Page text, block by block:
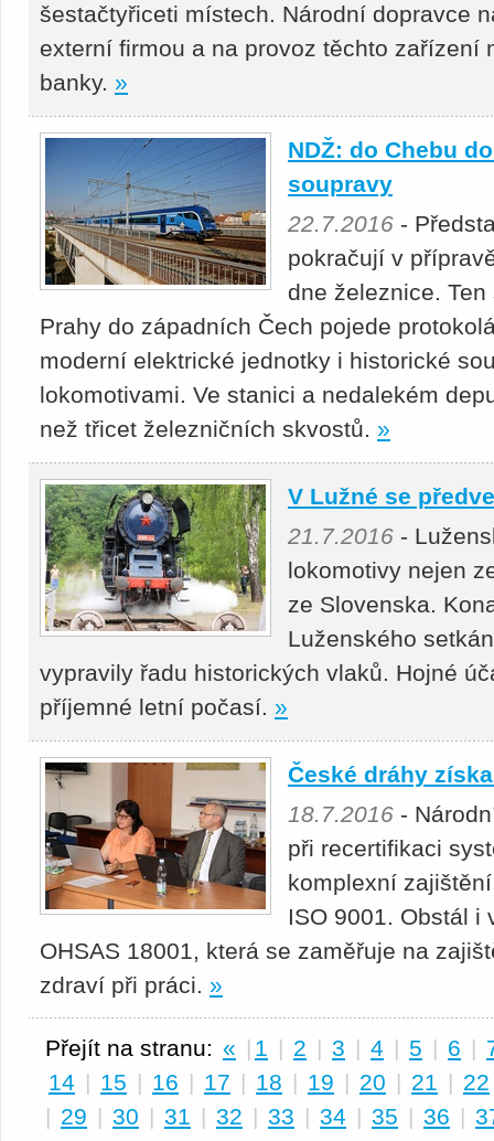
šestačtyřiceti místech. Národní dopravce
externí firmou a na provoz těchto zařízení
banky. »
NDŽ: do Chebu
soupravy
22.7.2016 -
pokračují v
dne železnice.
Prahy do západních Čech pojede
moderní elektrické jednotky i historické
lokomotivami. Ve stanici a nedalekém
než třicet železničních skvostů. »
V Lužné se
21.7.2016 -
lokomotivy nejen
ze Slovenska.
Luženského
vypravily řadu historických vlaků. Hojné
příjemné letní počasí. »
České dráhy
18.7.2016 -
při recertifikaci
komplexní
ISO 9001. Obstál i
OHSAS 18001, která se zaměřuje na
zdraví při práci. »
Přejít na stranu: « | 1 | 2 | 3 | 4 | 5 | 6 |
14 | 15 | 16 | 17 | 18 | 19 | 20 | 21 | 22
| 29 | 30 | 31 | 32 | 33 | 34 | 35 | 36 |